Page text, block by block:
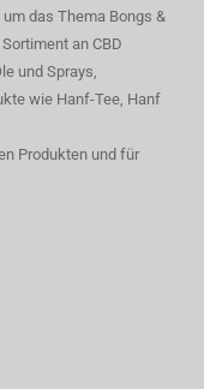
das Thema Bongs &
an CBD
und Sprays,
wie Hanf-Tee, Hanf
Produkten und für